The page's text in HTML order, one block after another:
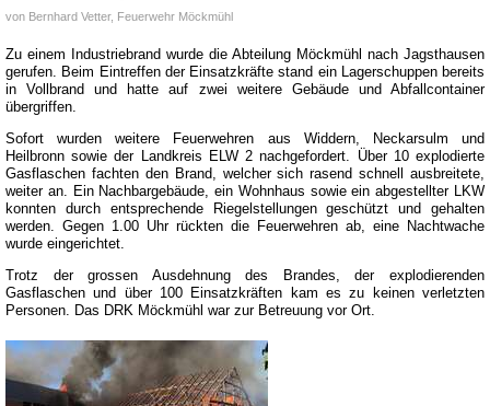
von Bernhard Vetter, Feuerwehr Möckmühl
Zu einem Industriebrand wurde die Abteilung Möckmühl nach Jagsthausen
gerufen. Beim Eintreffen der Einsatzkräfte stand ein Lagerschuppen bereits
in Vollbrand und hatte auf zwei weitere Gebäude und Abfallcontainer
übergriffen.
Sofort wurden weitere Feuerwehren aus Widdern, Neckarsulm und
Heilbronn sowie der Landkreis ELW 2 nachgefordert. Über 10 explodierte
Gasflaschen fachten den Brand, welcher sich rasend schnell ausbreitete,
weiter an. Ein Nachbargebäude, ein Wohnhaus sowie ein abgestellter LKW
konnten durch entsprechende Riegelstellungen geschützt und gehalten
werden. Gegen 1.00 Uhr rückten die Feuerwehren ab, eine Nachtwache
wurde eingerichtet.
Trotz der grossen Ausdehnung des Brandes, der explodierenden
Gasflaschen und über 100 Einsatzkräften kam es zu keinen verletzten
Personen. Das DRK Möckmühl war zur Betreuung vor Ort.